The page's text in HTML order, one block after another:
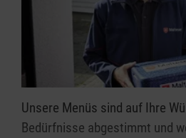
Unsere Menüs sind auf Ihre
Bedürfnisse abgestimmt und